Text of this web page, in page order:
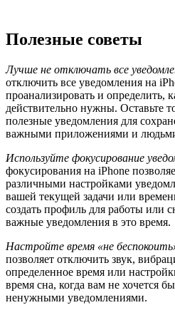
Полезные советы
Лучше не отключать все
отключить все уведомления на
проанализировать и определить,
действительно нужны. Оставьте
полезные уведомления для
важными приложениями и
Используйте фокусирование
фокусирования на iPhone
различными настройками
вашей текущей задачи или
создать профиль для работы или
важные уведомления в это время.
Настройте время «не
позволяет отключить звук,
определенное время или
время сна, когда вам не хочется
ненужными уведомлениями.